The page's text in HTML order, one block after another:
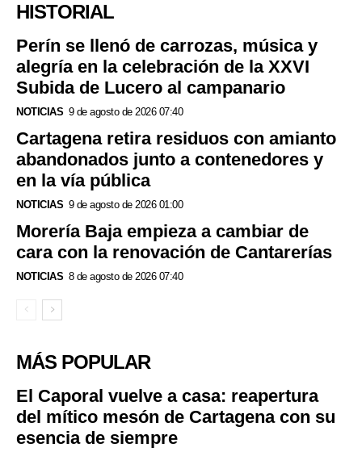
HISTORIAL
Perín se llenó de carrozas, música y
alegría en la celebración de la XXVI
Subida de Lucero al campanario
NOTICIAS 9 de agosto de 2026 07:40
Cartagena retira residuos con amianto
abandonados junto a contenedores y
en la vía pública
NOTICIAS 9 de agosto de 2026 01:00
Morería Baja empieza a cambiar de
cara con la renovación de Cantarerías
NOTICIAS 8 de agosto de 2026 07:40
MÁS POPULAR
El Caporal vuelve a casa: reapertura
del mítico mesón de Cartagena con su
esencia de siempre